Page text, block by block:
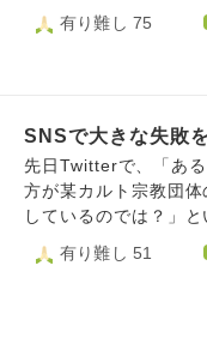
謝罪の手紙を書きポ
そろそろ少しは幸せ
まいます。20年位暴
うしたら許されますか
るように見受けられ
方々をお助けにならないので
す。 どうか、見かけ
良くないことを考え
のせいなので、お気
何も悪くないのに、
様に、助けてさしあげ
有り難し 75
SNSで大きな失敗
先日Twitterで、「あ
方が某カルト宗教団
しているのでは？」
っている以上に拡散
い行ったと思います)
有り難し 51